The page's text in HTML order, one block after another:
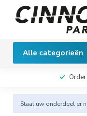
Alle categorieën
Staat uw onderdeel er